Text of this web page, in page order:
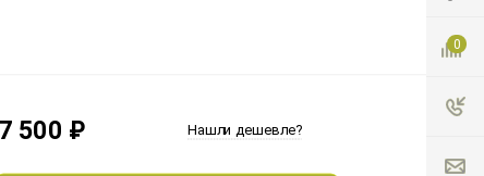
7 500 ₽ Нашли дешевле?
0